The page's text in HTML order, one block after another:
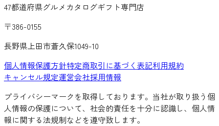
47都道府県グルメカタログギフト専門店
〒386-0155
長野県上田市蒼久保1049-10
個人情報保護方針特定商取引に基づく表記利用規約
キャンセル規定運営会社採用情報
プライバシーマークを取得しております。当社が取り扱う個
人情報の保護について、社会的責任を十分に認識し、個人情
報に関する法規制などを遵守致します。